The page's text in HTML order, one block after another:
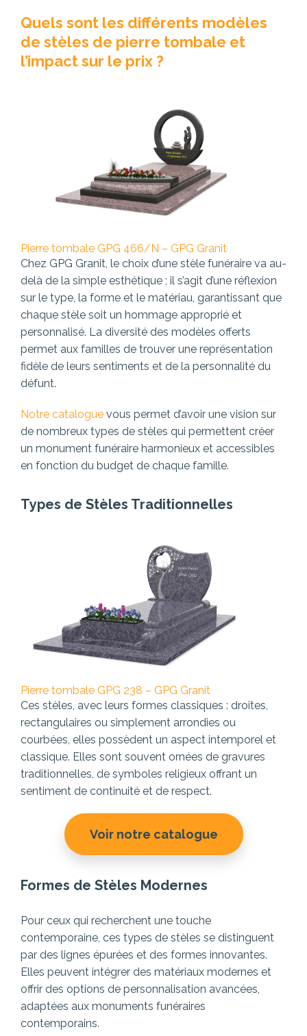
Quels sont les différents modèles
de stèles de pierre tombale et
l’impact sur le prix ?
Pierre tombale GPG 466/N – GPG Granit
Chez GPG Granit, le choix d’une stèle funéraire va au-
delà de la simple esthétique ; il s’agit d’une réflexion
sur le type, la forme et le matériau, garantissant que
chaque stèle soit un hommage approprié et
personnalisé. La diversité des modèles offerts
permet aux familles de trouver une représentation
fidèle de leurs sentiments et de la personnalité du
défunt.
Notre catalogue vous permet d’avoir une vision sur
de nombreux types de stèles qui permettent créer
un monument funéraire harmonieux et accessibles
en fonction du budget de chaque famille.
Types de Stèles Traditionnelles
Pierre tombale GPG 238 – GPG Granit
Ces stèles, avec leurs formes classiques : droites,
rectangulaires ou simplement arrondies ou
courbées, elles possèdent un aspect intemporel et
classique. Elles sont souvent ornées de gravures
traditionnelles, de symboles religieux offrant un
sentiment de continuité et de respect.
Voir notre catalogue
Formes de Stèles Modernes
Pour ceux qui recherchent une touche
contemporaine, ces types de stèles se distinguent
par des lignes épurées et des formes innovantes.
Elles peuvent intégrer des matériaux modernes et
offrir des options de personnalisation avancées,
adaptées aux monuments funéraires
contemporains.